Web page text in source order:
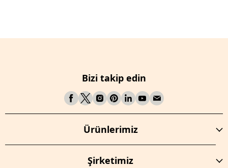
Bizi takip edin
Ürünlerimiz
Şirketimiz